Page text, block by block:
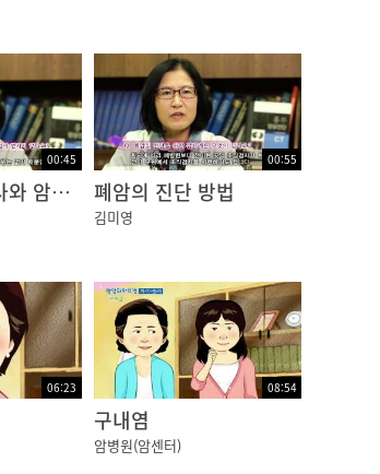
00:45
폐암의 조직검사와 암의 확산
00:55
폐암의 진단 방법
김미영
06:23 08:54
구내염
암병원(암센터)